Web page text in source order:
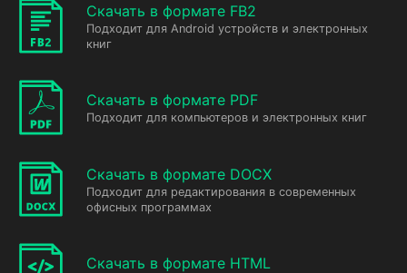
Скачать в формате FB2
Подходит для Android устройств и электронных
книг
Скачать в формате PDF
Подходит для компьютеров и электронных книг
Скачать в формате DOCX
Подходит для редактирования в современных
офисных программах
Скачать в формате HTML